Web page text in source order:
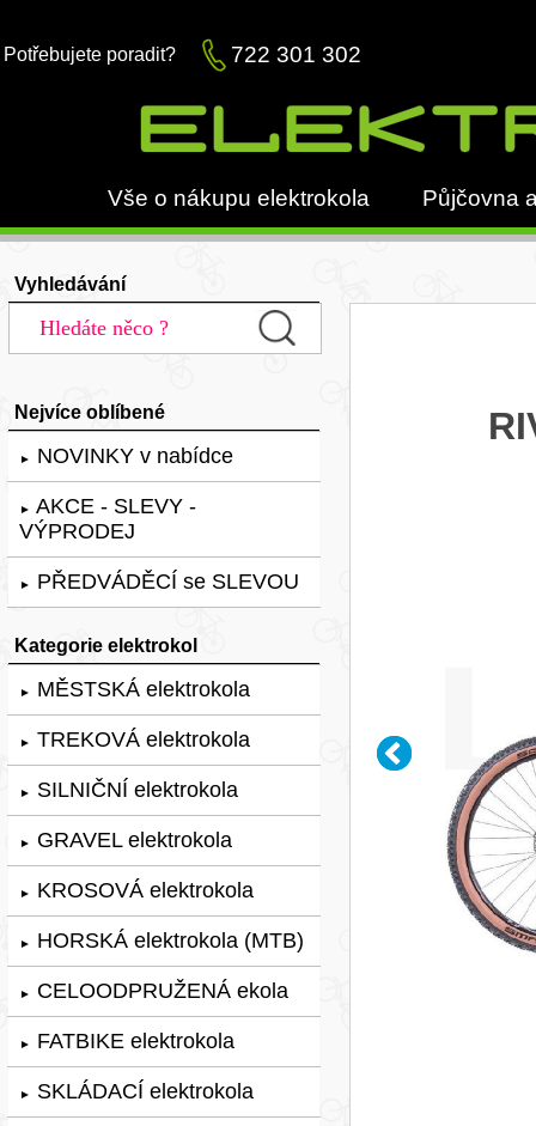
Potřebujete poradit? 722 301 302
Vše o nákupu elektrokola Půjčovna
Vyhledávání
Nejvíce oblíbené
► NOVINKY v nabídce
► AKCE - SLEVY -
VÝPRODEJ
► PŘEDVÁDĚCÍ se SLEVOU
Kategorie elektrokol
► MĚSTSKÁ elektrokola
► TREKOVÁ elektrokola
► SILNIČNÍ elektrokola
► GRAVEL elektrokola
► KROSOVÁ elektrokola
► HORSKÁ elektrokola (MTB)
► CELOODPRUŽENÁ ekola
► FATBIKE elektrokola
► SKLÁDACÍ elektrokola